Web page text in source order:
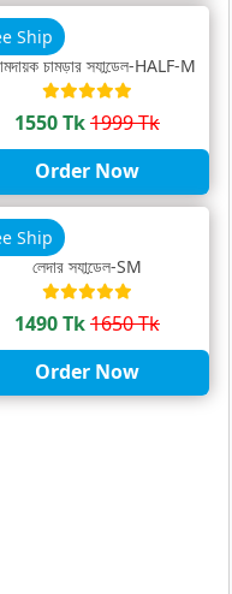
Ship
চামড়ার স্যান্ডেল-HALF-M
1550 Tk1999 Tk
Order Now
Ship
লেদার স্যান্ডেল-SM
1490 Tk1650 Tk
Order Now